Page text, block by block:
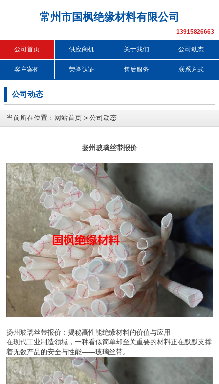
常州市国枫绝缘材料有限公司
13915826663
公司首页 供应商机 关于我们 公司动态
客户案例 荣誉认证 售后服务 联系方式
公司动态
当前所在位置： 网站首页 > 公司动态
扬州玻璃丝带报价
扬州玻璃丝带报价：揭秘高性能绝缘材料的价值与应用
在现代工业制造领域，一种看似简单却至关重要的材料正在默默支撑
着无数产品的安全与性能——玻璃丝带。